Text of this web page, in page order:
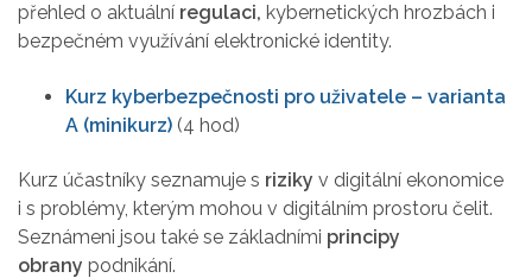
přehled o aktuální regu​​laci, kybernetických hrozbách i
bezpečném využívání elektronické identity.
Kurz kyberbezpečnosti pro uživatele – varianta
A (minikurz) (4 hod)
Kurz účastníky seznamuje s riziky v digitální ekonomice
i s problémy, kterým mohou v digitálním prostoru čelit.
Seznámeni jsou také se základními principy
obrany podnikání.